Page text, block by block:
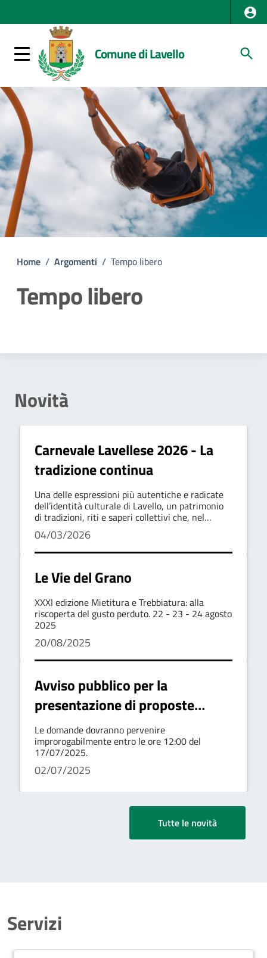
Comune di Lavello
Home / Argomenti / Tempo libero
Tempo libero
Novità
Carnevale Lavellese 2026 - La
tradizione continua
Una delle espressioni più autentiche e radicate
dell’identità culturale di Lavello, un patrimonio
di tradizioni, riti e saperi collettivi che, nel
tempo, ha saputo rinnovarsi senza perdere il
proprio valore storico e simbolico
04/03/2026
Le Vie del Grano
XXXI edizione Mietitura e Trebbiatura: alla
riscoperta del gusto perduto. 22 - 23 - 24 agosto
2025
20/08/2025
Avviso pubblico per la
presentazione di proposte
socio- culturali da realizzare nel
periodo luglio/ottobre 2025
Le domande dovranno pervenire
improrogabilmente entro le ore 12:00 del
17/07/2025.
02/07/2025
Tutte le novità
Servizi